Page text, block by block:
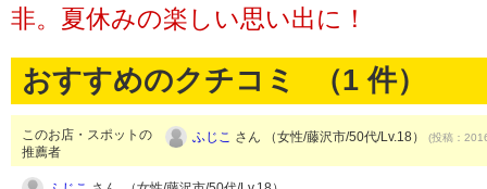
非。夏休みの楽しい思い出に！
おすすめのクチコミ （1 件）
このお店・スポットの
推薦者
ふじこ さん （女性/藤沢市/50代/Lv.18） (投稿：